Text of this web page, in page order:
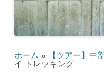
ホーム » 【ツアー】中
イ トレッキング